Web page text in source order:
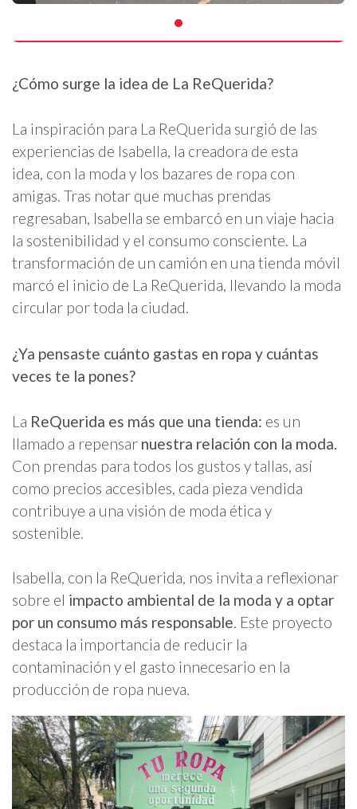
¿Cómo surge la idea de La ReQuerida?
La inspiración para La ReQuerida surgió de las
experiencias de Isabella, la creadora de esta
idea, con la moda y los bazares de ropa con
amigas. Tras notar que muchas prendas
regresaban, Isabella se embarcó en un viaje hacia
la sostenibilidad y el consumo consciente. La
transformación de un camión en una tienda móvil
marcó el inicio de La ReQuerida, llevando la moda
circular por toda la ciudad.
¿Ya pensaste cuánto gastas en ropa y cuántas
veces te la pones?
La ReQuerida es más que una tienda: es un
llamado a repensar nuestra relación con la moda.
Con prendas para todos los gustos y tallas, así
como precios accesibles, cada pieza vendida
contribuye a una visión de moda ética y
sostenible.
Isabella, con la ReQuerida, nos invita a reflexionar
sobre el impacto ambiental de la moda y a optar
por un consumo más responsable. Este proyecto
destaca la importancia de reducir la
contaminación y el gasto innecesario en la
producción de ropa nueva.